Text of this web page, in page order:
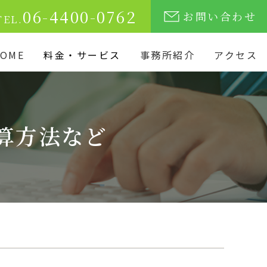
06-4400-0762 お問い合わせ
料金・サービス 事務所紹介 アクセス
方法など